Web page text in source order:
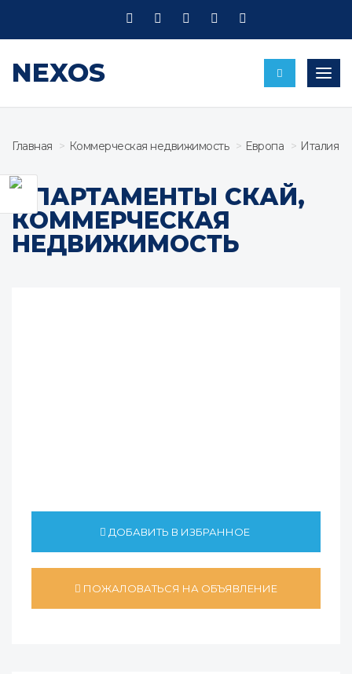
NEXOS
Главная Коммерческая недвижимость Европа Италия
АПАРТАМЕНТЫ СКАЙ,
КОММЕРЧЕСКАЯ
НЕДВИЖИМОСТЬ
ДОБАВИТЬ В ИЗБРАННОЕ
ПОЖАЛОВАТЬСЯ НА ОБЪЯВЛЕНИЕ